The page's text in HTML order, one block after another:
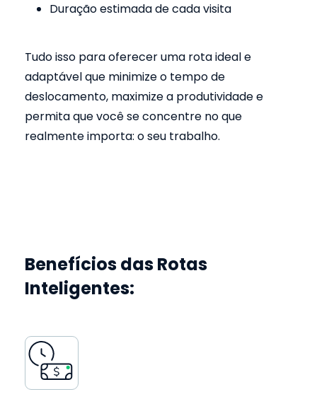
Duração estimada de cada visita
Tudo isso para oferecer uma rota ideal e
adaptável que minimize o tempo de
deslocamento, maximize a produtividade e
permita que você se concentre no que
realmente importa: o seu trabalho.
Benefícios das Rotas
Inteligentes: